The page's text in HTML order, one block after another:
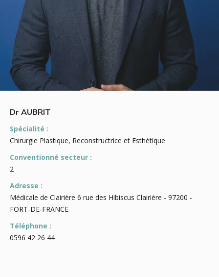
Dr AUBRIT
Spécialité :
Chirurgie Plastique, Reconstructrice et Esthétique
Conventionné secteur :
2
Adresse :
Médicale de Clairière 6 rue des Hibiscus Clairière - 97200 -
FORT-DE-FRANCE
Téléphone :
0596 42 26 44